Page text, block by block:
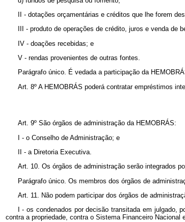
II - dotações orçamentárias e créditos que lhe forem
III - produto de operações de crédito, juros e venda de
IV - doações recebidas; e
V - rendas provenientes de outras fontes.
Parágrafo único. É vedada a participação da
Art. 8º A HEMOBRÁS poderá contratar empréstimos
Art. 9º São órgãos de administração da HEMOBRÁS:
I - o Conselho de Administração; e
II - a Diretoria Executiva.
Art. 10. Os órgãos de administração serão integrados
Parágrafo único. Os membros dos órgãos de
Art. 11. Não podem participar dos órgãos de
I - os condenados por decisão transitada em
contra a propriedade, contra o Sistema Financeiro